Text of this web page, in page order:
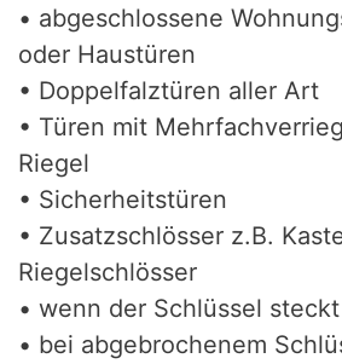
• abgeschlossene
oder Haustüren
• Doppelfalztüren aller Art
• Türen mit
Riegel
• Sicherheitstüren
• Zusatzschlösser z.B.
Riegelschlösser
• wenn der Schlüssel
• bei abgebrochenem